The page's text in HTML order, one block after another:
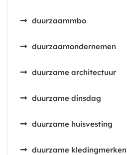
duurzaammbo
duurzaamondernemen
duurzame architectuur
duurzame dinsdag
duurzame huisvesting
duurzame kledingmerken